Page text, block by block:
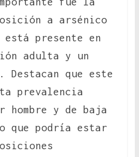
a arsénico
presente en
adulta y un
Destacan que este
prevalencia
hombre y de baja
que podría estar